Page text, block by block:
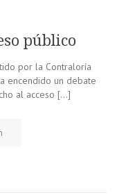
público
por la Contraloría
encendido un debate
al acceso […]